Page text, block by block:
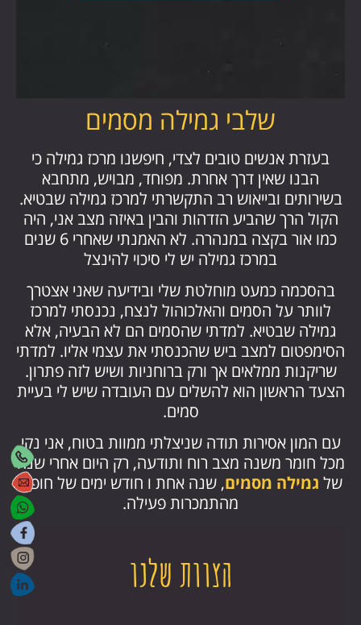
שלבי גמילה מסמים
בעזרת אנשים טובים לצדי, חיפשנו מרכז גמילה כי
הבנו שאין דרך אחרת. מפוחד, מבויש, מתחבא
בשירותים ובייאוש רב התקשרתי למרכז גמילה שבטיא.
הקול הרך שהביע הזדהות והבין באיזה מצב אני, היה
כמו אור בקצה במנהרה. לא האמנתי שאחרי 6 שנים
במרכז גמילה יש לי סיכוי להינצל
בהסכמה כמעט מוחלטת שלי ובידיעה שאני אצטרך
לוותר על הסמים והאלכוהול לנצח, נכנסתי למרכז
גמילה שבטיא. למדתי שהסמים הם לא הבעיה, אלא
הסימפטום למצב ביש שהכנסתי את עצמי אליו. למדתי
שריקנות ממלאים אך ורק ברוחניות ושיש לזה פתרון.
הצעד הראשון הוא להשלים עם העובדה שיש לי בעיית
סמים.
עם המון אסירות תודה שניצלתי ממוות בטוח, אני נקי
מכל חומר משנה מצב רוח ותודעה, רק היום אחרי שנה
של גמילה מסמים, שנה אחת ו חודש ימים של חופש
מהתמכרות פעילה.
הצוות שלנו